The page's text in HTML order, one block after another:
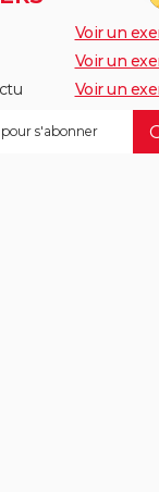
Voir un
Voir un
Voir un